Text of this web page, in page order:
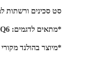
סט סכינים ורשתות
*מתאים לדגמים: HQ6980 HQ6990 HQ6970 HQ6920 HQ6
*מיוצר בהולנד מקורי